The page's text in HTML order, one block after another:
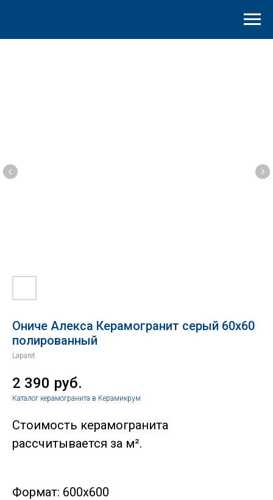
Ониче Алекса Керамогранит серый 60х60
полированный
Laparet
2 390 руб.
Каталог керамогранита в Керамикрум
Стоимость керамогранита
рассчитывается за м².
Формат: 600x600